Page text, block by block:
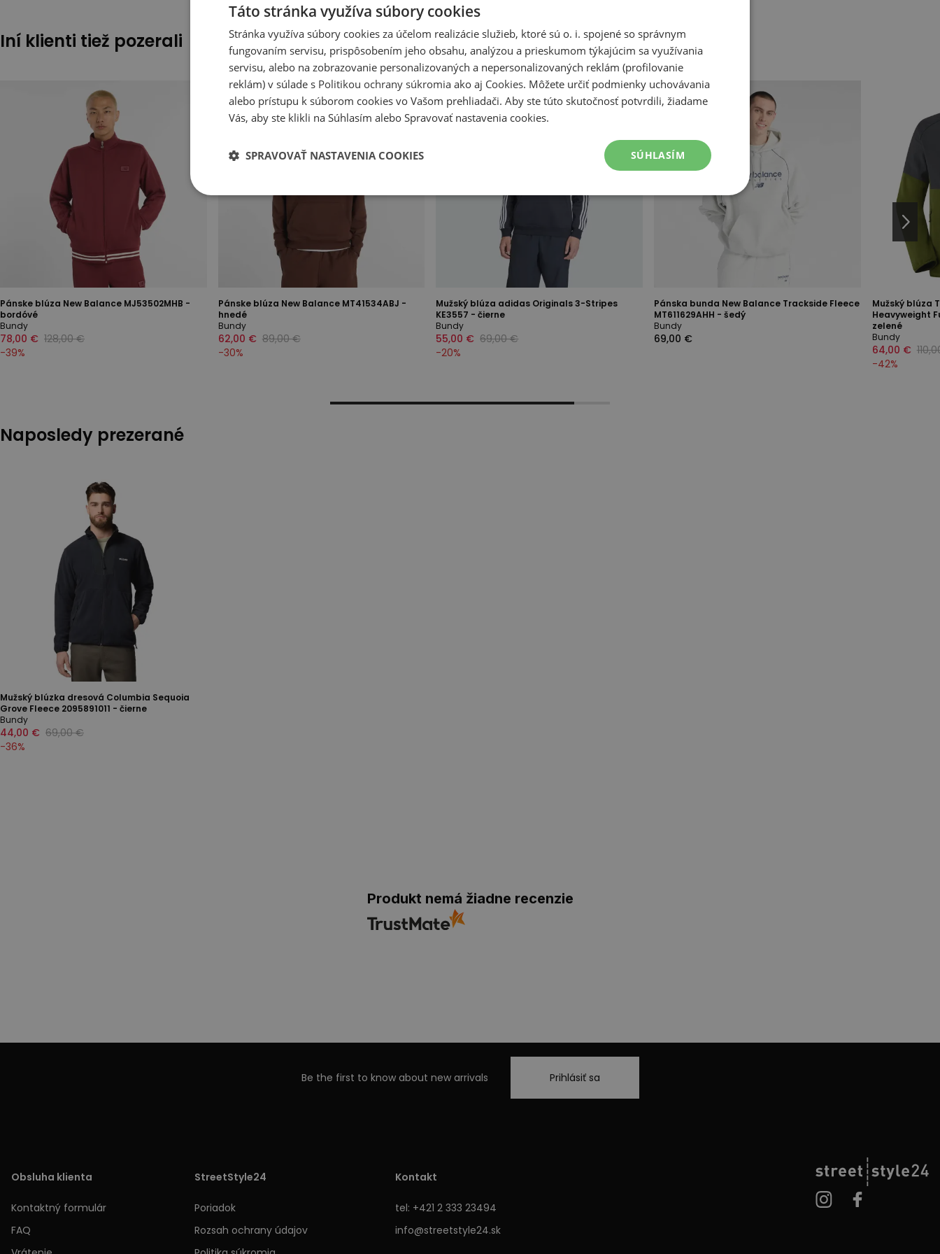
Iní klienti tiež pozerali
Pánske blúza New Balance MJ53502MHB -
bordóvé
Bundy
78,00 € 128,00 €
-39%
Pánske blúza New Balance MT41534ABJ -
hnedé
Bundy
62,00 € 89,00 €
-30%
Mužský blúza adidas Originals 3-Stripes
KE3557 - čierne
Bundy
55,00 € 69,00 €
-20%
Pánska bunda New Balance Trackside Fleece
MT611629AHH - šedý
Bundy
69,00 €
Mužský blúza
Heavyweight
zelené
Bundy
64,00 €
-42%
Naposledy prezerané
Mužský blúzka dresová Columbia Sequoia
Grove Fleece 2095891011 - čierne
Bundy
44,00 € 69,00 €
-36%
Produkt nemá žiadne recenzie
Be the first to know about new arrivals Prihlásiť sa
Obsluha klienta
Kontaktný formulár
FAQ
StreetStyle24
Poriadok
Rozsah ochrany údajov
Kontakt
tel: +421 2 333 23494
info@streetstyle24.sk
Táto stránka využíva súbory cookies
Stránka využíva súbory cookies za účelom realizácie služieb, ktoré sú o. i. spojené so správnym
fungovaním servisu, prispôsobením jeho obsahu, analýzou a prieskumom týkajúcim sa využívania
servisu, alebo na zobrazovanie personalizovaných a nepersonalizovaných reklám (profilovanie
reklám) v súlade s Politikou ochrany súkromia ako aj Cookies. Môžete určiť podmienky uchovávania
alebo prístupu k súborom cookies vo Vašom prehliadači. Aby ste túto skutočnosť potvrdili, žiadame
Vás, aby ste klikli na Súhlasím alebo Spravovať nastavenia cookies.
SÚHLASÍM
SPRAVOVAŤ NASTAVENIA COOKIES